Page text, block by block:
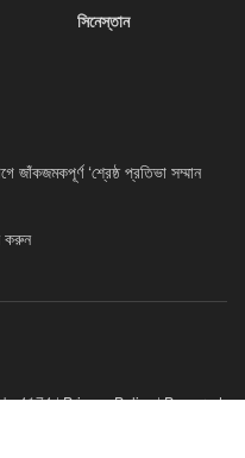
সিনেস্তান
জাঁকজমকপূর্ণ ‘শ্রেষ্ঠ প্রতিভা সম্মান
করুন
- 4174 |Privacy Policy|Powered